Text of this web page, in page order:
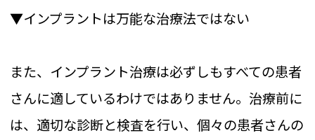
▼インプラントは万能な治療法ではない
また、インプラント治療は必ずしもすべての患者
さんに適しているわけではありません。治療前に
は、適切な診断と検査を行い、個々の患者さんの